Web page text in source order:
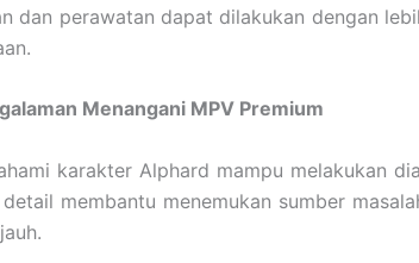
dan perawatan dapat dilakukan dengan
Menangani MPV Premium
karakter Alphard mampu melakukan
membantu menemukan sumber